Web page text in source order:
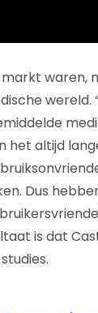
waren,
wereld.
het altijd
Dus
is dat